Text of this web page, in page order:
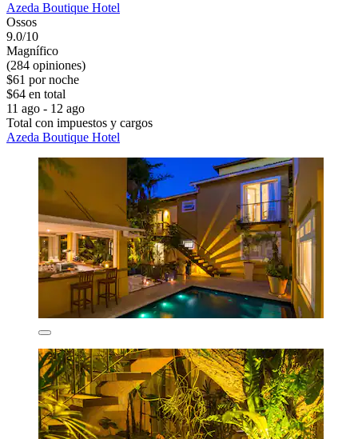
Azeda Boutique Hotel
Ossos
9.0/10
Magnífico
(284 opiniones)
$61 por noche
$64 en total
11 ago - 12 ago
Total con impuestos y cargos
Azeda Boutique Hotel